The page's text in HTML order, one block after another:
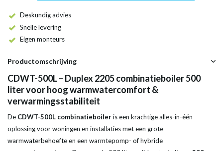
Deskundig advies
Snelle levering
Eigen monteurs
Productomschrijving
CDWT-500L – Duplex 2205 combinatieboiler 500
liter voor hoog warmwatercomfort &
verwarmingsstabiliteit
De CDWT-500L combinatieboileris een krachtige alles-in-één
oplossing voor woningen en installaties met een grote
warmwaterbehoefte en een warmtepomp- of hybride